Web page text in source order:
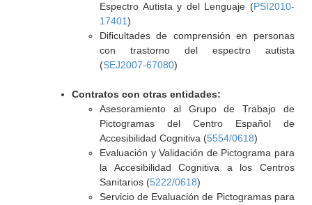
Espectro Autista y del Lenguaje (PSI2010-
17401)
Dificultades de comprensión en personas
con trastorno del espectro autista
(SEJ2007-67080)
Contratos con otras entidades:
Asesoramiento al Grupo de Trabajo de
Pictogramas del Centro Español de
Accesibilidad Cognitiva (5554/0618)
Evaluación y Validación de Pictograma para
la Accesibilidad Cognitiva a los Centros
Sanitarios (5222/0618)
Servicio de Evaluación de Pictogramas para